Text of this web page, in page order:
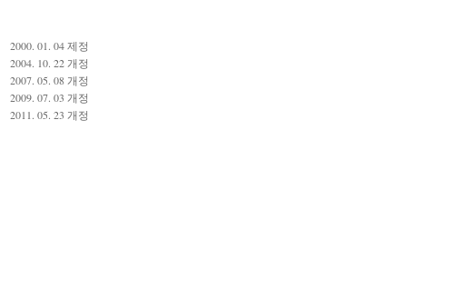
2000. 01. 04 제정
2004. 10. 22 개정
2007. 05. 08 개정
2009. 07. 03 개정
2011. 05. 23 개정